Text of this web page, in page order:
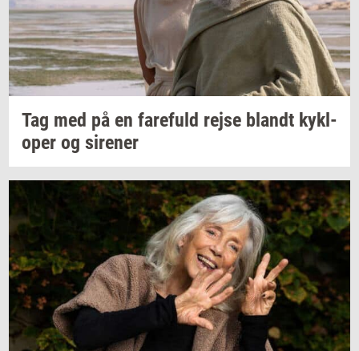
Tag med på en fa­re­fuld rejse blandt kykl­
o­per og si­re­ner